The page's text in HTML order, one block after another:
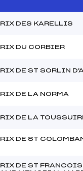
DES KARELLIS
DU CORBIER
DE ST SORLIN
DE LA NORMA
DE LA
DE ST
DE ST FRANCOIS